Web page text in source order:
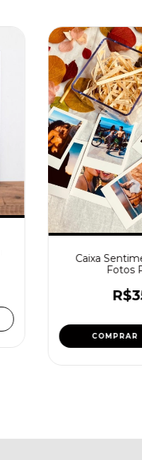
Caixa
Fotos
COMPRAR